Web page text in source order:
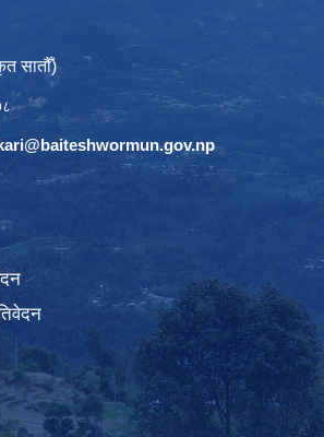
सातौँ)
baiteshwormun.gov.np